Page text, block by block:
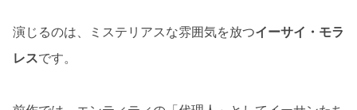
演じるのは、ミステリアスな雰囲気を放つイーサイ・モラ
レスです。